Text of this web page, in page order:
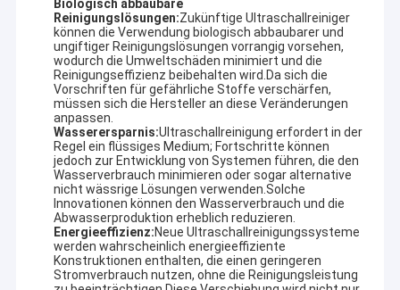
Biologisch abbaubare
Reinigungslösungen:Zukünftige Ultraschallreiniger
können die Verwendung biologisch abbaubarer und
ungiftiger Reinigungslösungen vorrangig vorsehen,
wodurch die Umweltschäden minimiert und die
Reinigungseffizienz beibehalten wird.Da sich die
Vorschriften für gefährliche Stoffe verschärfen,
müssen sich die Hersteller an diese Veränderungen
anpassen.
Wasserersparnis:Ultraschallreinigung erfordert in der
Regel ein flüssiges Medium; Fortschritte können
jedoch zur Entwicklung von Systemen führen, die den
Wasserverbrauch minimieren oder sogar alternative
nicht wässrige Lösungen verwenden.Solche
Innovationen können den Wasserverbrauch und die
Abwasserproduktion erheblich reduzieren.
Energieeffizienz:Neue Ultraschallreinigungssysteme
werden wahrscheinlich energieeffiziente
Konstruktionen enthalten, die einen geringeren
Stromverbrauch nutzen, ohne die Reinigungsleistung